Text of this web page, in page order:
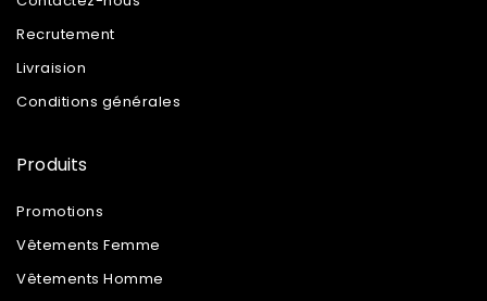
Recrutement
Livraision
Conditions générales
Produits
Promotions
Vêtements Femme
Vêtements Homme